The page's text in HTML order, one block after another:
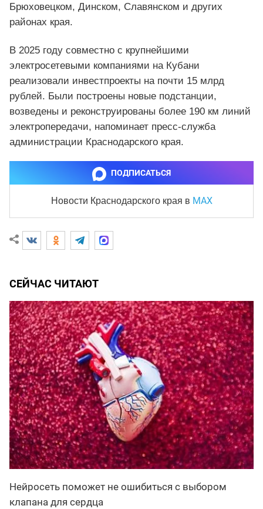
Брюховецком, Динском, Славянском и других
районах края.
В 2025 году совместно с крупнейшими
электросетевыми компаниями на Кубани
реализовали инвестпроекты на почти 15 млрд
рублей. Были построены новые подстанции,
возведены и реконструированы более 190 км линий
электропередачи, напоминает пресс-служба
администрации Краснодарского края.
ПОДПИСАТЬСЯ
Новости Краснодарского края в MAX
СЕЙЧАС ЧИТАЮТ
Нейросеть поможет не ошибиться с выбором
клапана для сердца